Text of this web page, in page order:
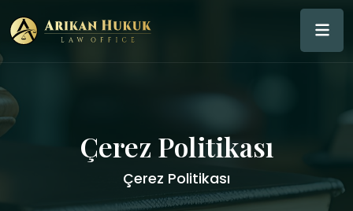
Çerez Politikası
Çerez Politikası